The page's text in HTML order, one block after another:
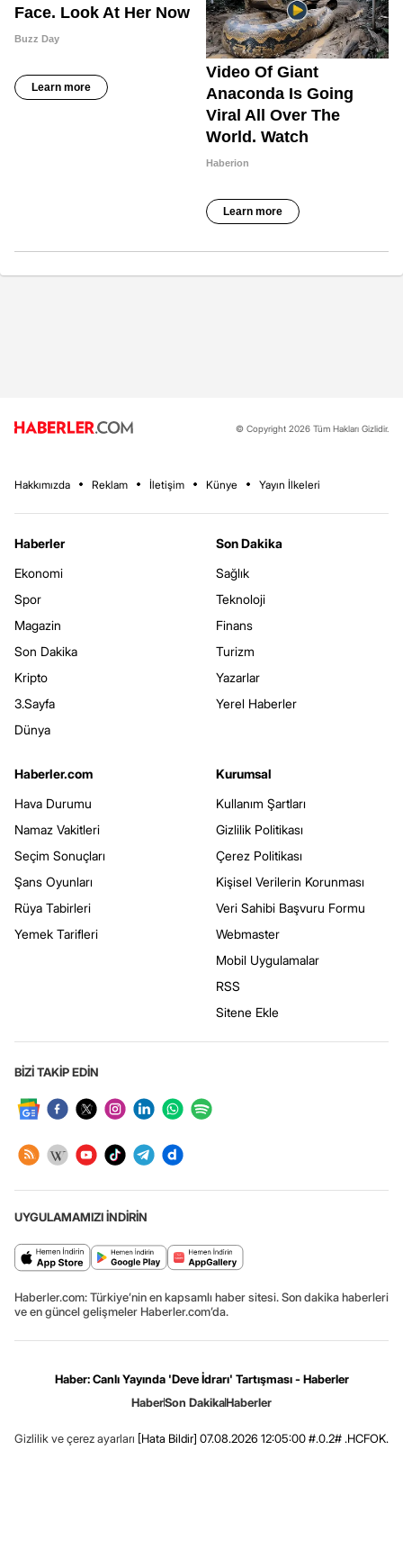
© Copyright 2026 Tüm Hakları Gizlidir.
Hakkımızda Reklam İletişim Künye Yayın İlkeleri
Haberler
Ekonomi
Spor
Magazin
Son Dakika
Kripto
3.Sayfa
Dünya
Son Dakika
Sağlık
Teknoloji
Finans
Turizm
Yazarlar
Yerel Haberler
Haberler.com
Hava Durumu
Namaz Vakitleri
Seçim Sonuçları
Şans Oyunları
Rüya Tabirleri
Yemek Tarifleri
Kurumsal
Kullanım Şartları
Gizlilik Politikası
Çerez Politikası
Kişisel Verilerin Korunması
Veri Sahibi Başvuru Formu
Webmaster
Mobil Uygulamalar
RSS
Sitene Ekle
BİZİ TAKİP EDİN
UYGULAMAMIZI İNDİRİN
Haberler.com: Türkiye’nin en kapsamlı haber sitesi. Son dakika haberleri
ve en güncel gelişmeler Haberler.com’da.
Haber: Canlı Yayında 'Deve İdrarı' Tartışması - Haberler
HaberSon DakikaHaberler
Gizlilik ve çerez ayarları [Hata Bildir] 07.08.2026 12:05:00 #.0.2# .HCFOK.